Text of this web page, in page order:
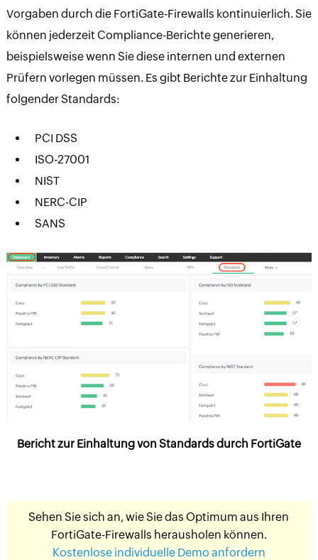
Vorgaben durch die FortiGate-Firewalls kontinuierlich. Sie
können jederzeit Compliance-Berichte generieren,
beispielsweise wenn Sie diese internen und externen
Prüfern vorlegen müssen. Es gibt Berichte zur Einhaltung
folgender Standards:
PCI DSS
ISO-27001
NIST
NERC-CIP
SANS
Bericht zur Einhaltung von Standards durch FortiGate
Sehen Sie sich an, wie Sie das Optimum aus Ihren
FortiGate-Firewalls herausholen können.
Kostenlose individuelle Demo anfordern